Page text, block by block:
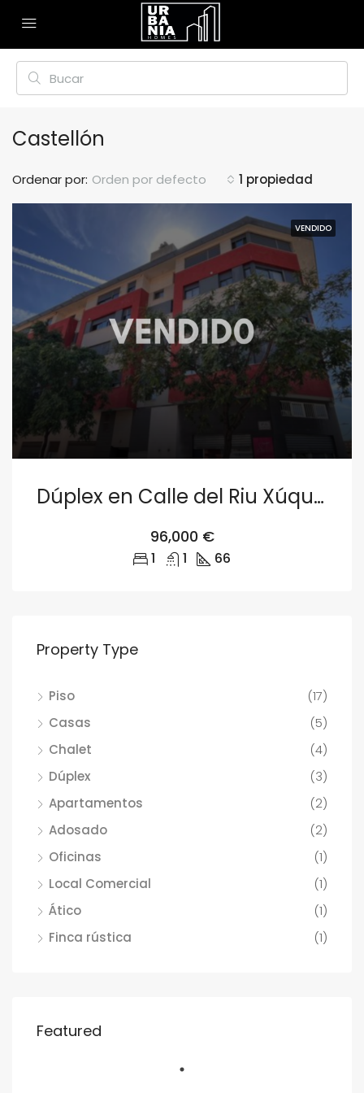
Castellón
1 propiedad
Ordenar por: Orden por defecto
VENDIDO
Dúplex en Calle del Riu Xúquer 19, Zona Ensanche-Río Jucar, Castellón
96,000 €
1 1 66
Property Type
Piso
(17)
Casas
(5)
Chalet
(4)
Dúplex
(3)
Apartamentos
(2)
Adosado
(2)
Oficinas
(1)
Local Comercial
(1)
Ático
(1)
Finca rústica
(1)
Featured